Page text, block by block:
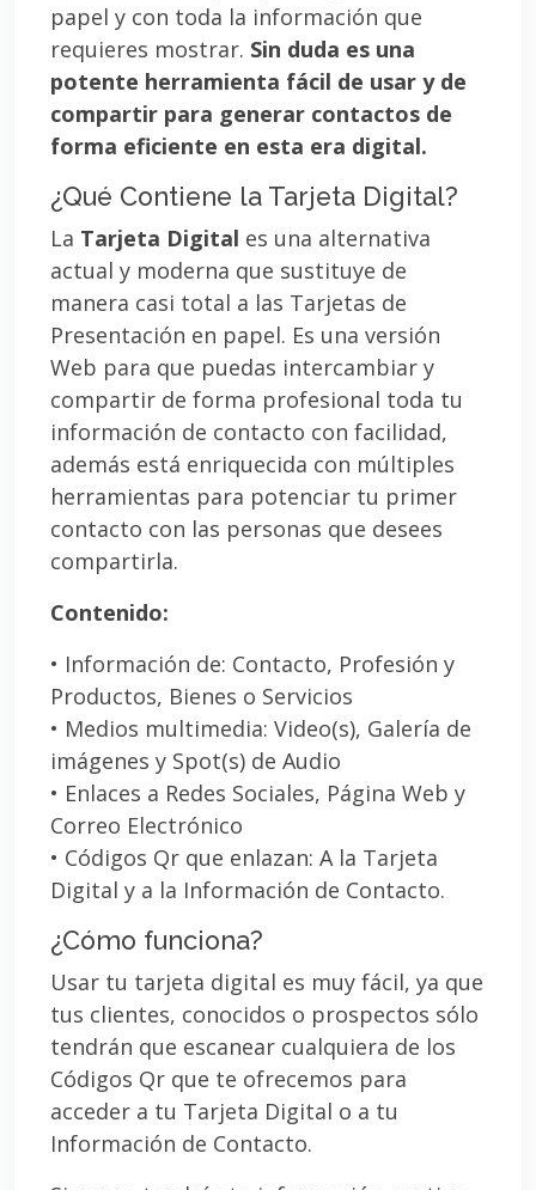
papel y con toda la información que
requieres mostrar. Sin duda es una
potente herramienta fácil de usar y de
compartir para generar contactos de
forma eficiente en esta era digital.
¿Qué Contiene la Tarjeta Digital?
La Tarjeta Digital es una alternativa
actual y moderna que sustituye de
manera casi total a las Tarjetas de
Presentación en papel. Es una versión
Web para que puedas intercambiar y
compartir de forma profesional toda tu
información de contacto con facilidad,
además está enriquecida con múltiples
herramientas para potenciar tu primer
contacto con las personas que desees
compartirla.
Contenido:
• Información de: Contacto, Profesión y
Productos, Bienes o Servicios
• Medios multimedia: Video(s), Galería de
imágenes y Spot(s) de Audio
• Enlaces a Redes Sociales, Página Web y
Correo Electrónico
• Códigos Qr que enlazan: A la Tarjeta
Digital y a la Información de Contacto.
¿Cómo funciona?
Usar tu tarjeta digital es muy fácil, ya que
tus clientes, conocidos o prospectos sólo
tendrán que escanear cualquiera de los
Códigos Qr que te ofrecemos para
acceder a tu Tarjeta Digital o a tu
Información de Contacto.